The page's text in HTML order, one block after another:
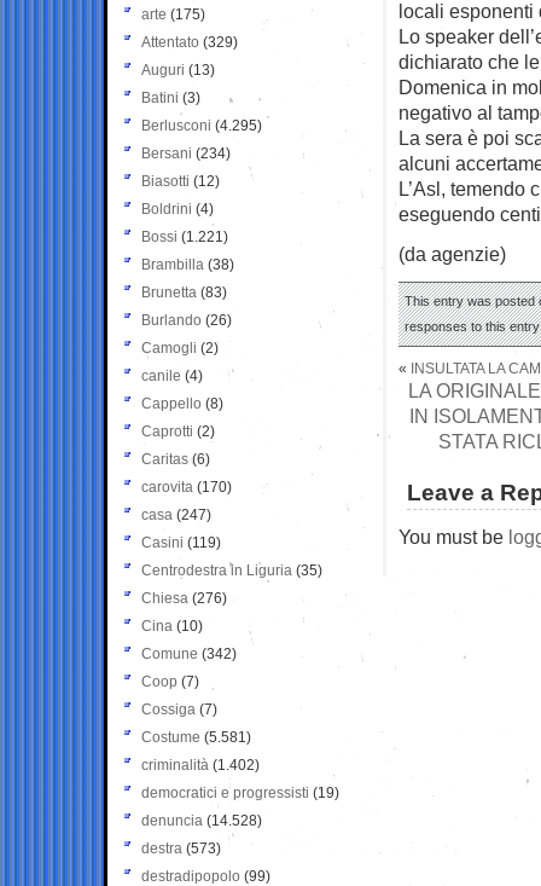
locali esponenti
Lo speaker
dichiarato che
Domenica in
negativo al
La sera è poi
alcuni
L’Asl, temendo
eseguendo
(da agenzie)
This entry was posted
responses to this
« INSULTATA LA
LA
IN
STATA
Leave a
You must be
arte (175)
Attentato (329)
Auguri (13)
Batini (3)
Berlusconi (4.295)
Bersani (234)
Biasotti (12)
Boldrini (4)
Bossi (1.221)
Brambilla (38)
Brunetta (83)
Burlando (26)
Camogli (2)
canile (4)
Cappello (8)
Caprotti (2)
Caritas (6)
carovita (170)
casa (247)
Casini (119)
Centrodestra in Liguria (35)
Chiesa (276)
Cina (10)
Comune (342)
Coop (7)
Cossiga (7)
Costume (5.581)
criminalità (1.402)
democratici e progressisti (19)
denuncia (14.528)
destra (573)
destradipopolo (99)